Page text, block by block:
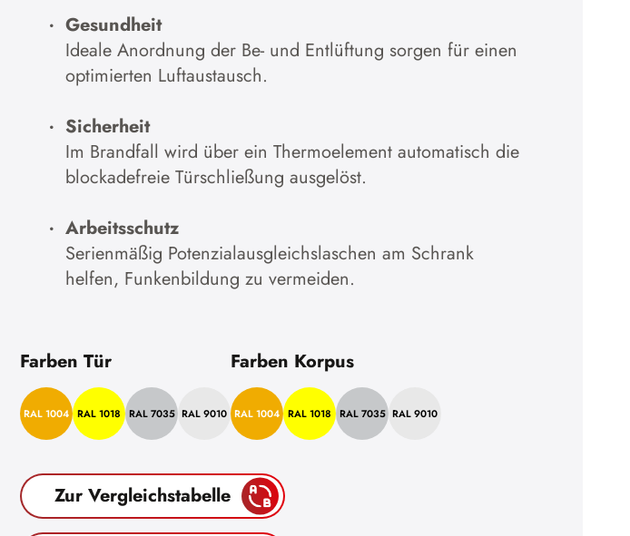
Zur DatenschutzerklärungGesundheit
Ideale Anordnung der Be- und Entlüftung sorgen für einen
optimierten Luftaustausch.
Sicherheit
Im Brandfall wird über ein Thermoelement automatisch die
blockadefreie Türschließung ausgelöst.
Arbeitsschutz
Serienmäßig Potenzialausgleichslaschen am Schrank
helfen, Funkenbildung zu vermeiden.
Farben Tür
RAL 1004 RAL 1018 RAL 7035 RAL 9010
Farben Korpus
RAL 1004 RAL 1018 RAL 7035 RAL 9010
Zur Vergleichstabelle